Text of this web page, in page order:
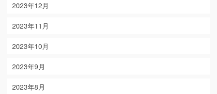
2023年12月
2023年11月
2023年10月
2023年9月
2023年8月